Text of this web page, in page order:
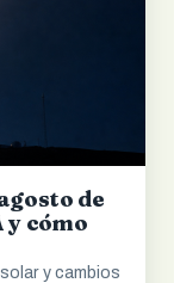
de
y cómo
y cambios